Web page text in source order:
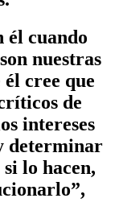
él cuando
nuestras
cree que
de
intereses
determinar
lo hacen,